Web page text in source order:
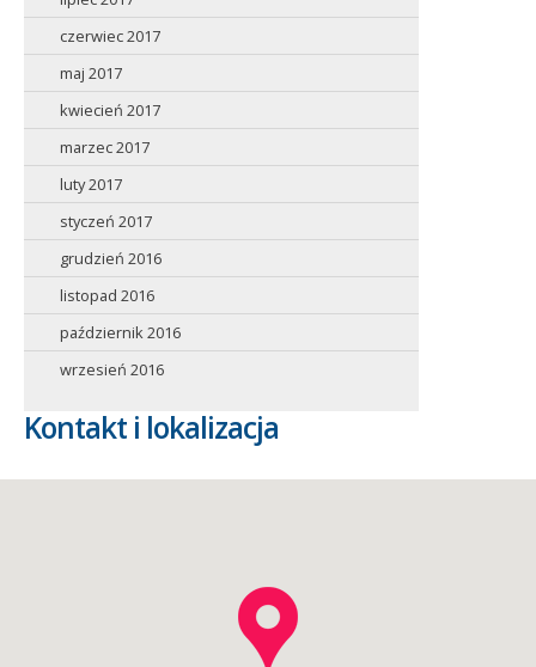
czerwiec 2017
maj 2017
kwiecień 2017
marzec 2017
luty 2017
styczeń 2017
grudzień 2016
listopad 2016
październik 2016
wrzesień 2016
Kontakt i lokalizacja